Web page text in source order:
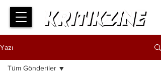
Yazı
Tüm Gönderiler